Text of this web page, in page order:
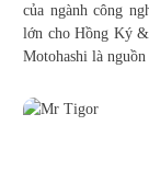
của ngành công
lớn cho Hồng Ký
Motohashi là